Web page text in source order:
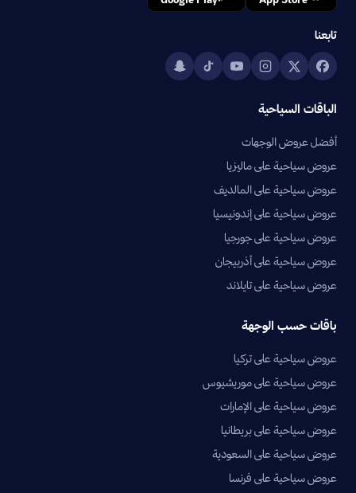
تابعنا
الباقات السياحية
أفضل عروض الوجهات
عروض سياحية على ماليزيا
عروض سياحية على المالديف
عروض سياحية على إندونيسيا
عروض سياحية على جورجيا
عروض سياحية على أذربيجان
عروض سياحية على تايلاند
باقات حسب الوجهة
عروض سياحية على تركيا
عروض سياحية على موريشيوس
عروض سياحية على الإمارات
عروض سياحية على بريطانيا
عروض سياحية على السعودية
عروض سياحية على فرنسا